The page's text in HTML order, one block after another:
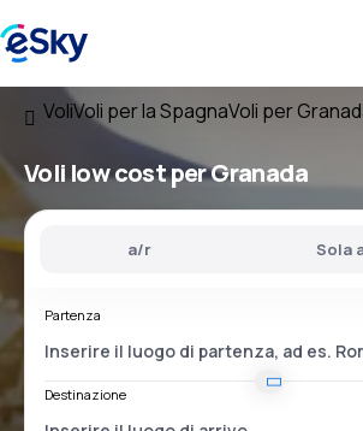
VoliVoli per la SpagnaVoli per
Voli low cost per Granada
a/r Sola
Partenza
Destinazione